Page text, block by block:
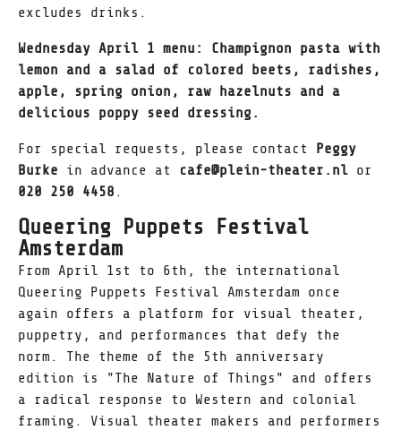
excludes drinks.
Wednesday April 1 menu: Champignon pasta with
lemon and a salad of colored beets, radishes,
apple, spring onion, raw hazelnuts and a
delicious poppy seed dressing.
For special requests, please contact Peggy
Burke in advance at cafe@plein-theater.nl or
020 250 4458 .
Queering Puppets Festival
Amsterdam
From April 1st to 6th, the international
Queering Puppets Festival Amsterdam once
again offers a platform for visual theater,
puppetry, and performances that defy the
norm. The theme of the 5th anniversary
edition is "The Nature of Things" and offers
a radical response to Western and colonial
framing. Visual theater makers and performers